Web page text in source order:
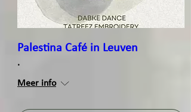
Palestina Café in Leuven
.
Meer info